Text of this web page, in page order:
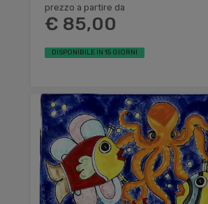
prezzo a partire da
€ 85,00
DISPONIBILE IN 15 GIORNI